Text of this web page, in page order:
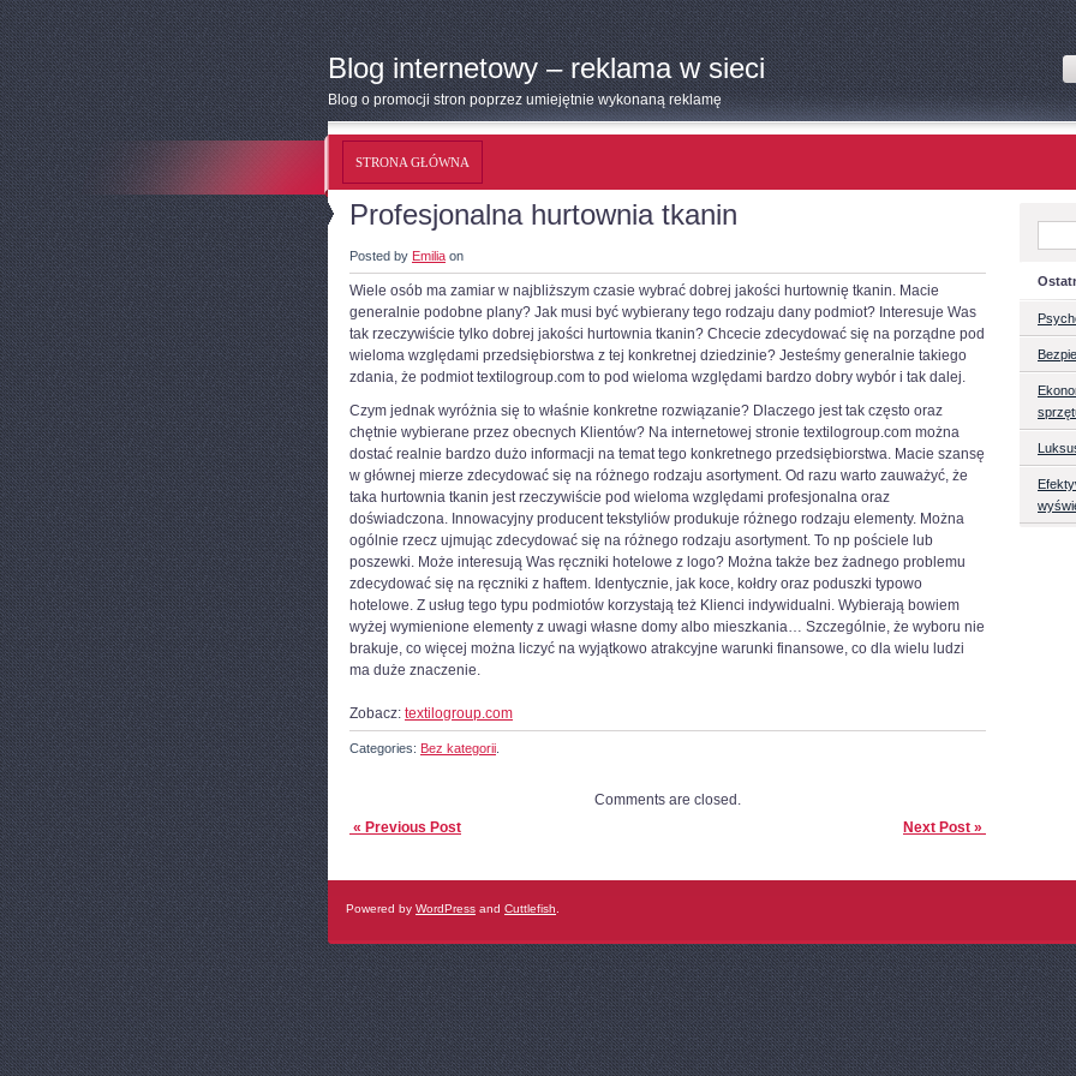
Blog internetowy – reklama w sieci
Blog o promocji stron poprzez umiejętnie wykonaną reklamę
STRONA GŁÓWNA
Profesjonalna hurtownia tkanin
Posted by Emilia on
Wiele osób ma zamiar w najbliższym czasie wybrać dobrej jakości hurtownię tkanin. Macie
generalnie podobne plany? Jak musi być wybierany tego rodzaju dany podmiot? Interesuje Was
tak rzeczywiście tylko dobrej jakości hurtownia tkanin? Chcecie zdecydować się na porządne pod
wieloma względami przedsiębiorstwa z tej konkretnej dziedzinie? Jesteśmy generalnie takiego
zdania, że podmiot textilogroup.com to pod wieloma względami bardzo dobry wybór i tak dalej.
Czym jednak wyróżnia się to właśnie konkretne rozwiązanie? Dlaczego jest tak często oraz
chętnie wybierane przez obecnych Klientów? Na internetowej stronie textilogroup.com można
dostać realnie bardzo dużo informacji na temat tego konkretnego przedsiębiorstwa. Macie szansę
w głównej mierze zdecydować się na różnego rodzaju asortyment. Od razu warto zauważyć, że
taka hurtownia tkanin jest rzeczywiście pod wieloma względami profesjonalna oraz
doświadczona. Innowacyjny producent tekstyliów produkuje różnego rodzaju elementy. Można
ogólnie rzecz ujmując zdecydować się na różnego rodzaju asortyment. To np pościele lub
poszewki. Może interesują Was ręczniki hotelowe z logo? Można także bez żadnego problemu
zdecydować się na ręczniki z haftem. Identycznie, jak koce, kołdry oraz poduszki typowo
hotelowe. Z usług tego typu podmiotów korzystają też Klienci indywidualni. Wybierają bowiem
wyżej wymienione elementy z uwagi własne domy albo mieszkania… Szczególnie, że wyboru nie
brakuje, co więcej można liczyć na wyjątkowo atrakcyjne warunki finansowe, co dla wielu ludzi
ma duże znaczenie.
Zobacz: textilogroup.com
Categories: Bez kategorii
Comments are closed.
« Previous Post
Next Post »
Powered by WordPress and Cuttlefish